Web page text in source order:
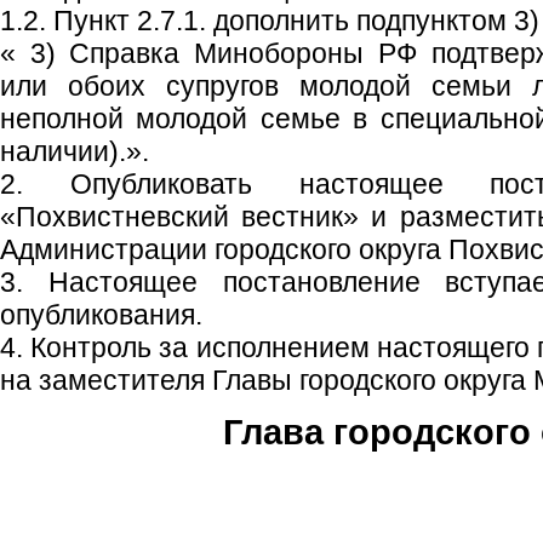
1.2. Пункт 2.7.1. дополнить подпунктом
« 3) Справка Минобороны РФ
или обоих супругов молодой семьи
неполной молодой семье в
наличии).».
2. Опубликовать настоящее
«Похвистневский вестник» и
Администрации городского округа
3. Настоящее постановление
опубликования.
4. Контроль за исполнением настоящего
на заместителя Главы городского
Глава городского